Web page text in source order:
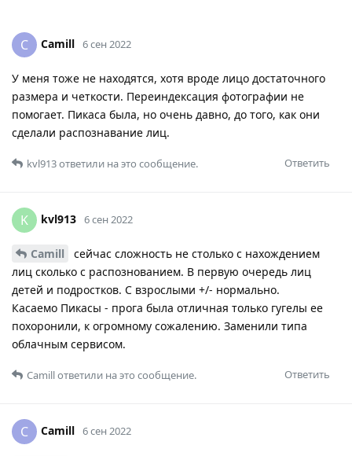
C Camill 6 сен 2022
У меня тоже не находятся, хотя вроде лицо достаточного
размера и четкости. Переиндексация фотографии не
помогает. Пикаса была, но очень давно, до того, как они
сделали распознавание лиц.
Ответить
kvl913ответили на это сообщение.
K kvl913 6 сен 2022
Camill
сейчас сложность не столько с нахождением
лиц сколько с распознованием. В первую очередь лиц
детей и подростков. С взрослыми +/- нормально.
Касаемо Пикасы - прога была отличная только гугелы ее
похоронили, к огромному сожалению. Заменили типа
облачным сервисом.
Ответить
Camillответили на это сообщение.
C Camill 6 сен 2022